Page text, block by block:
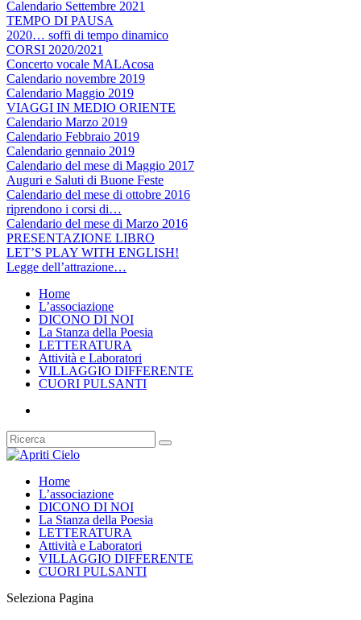
Calendario Settembre 2021
TEMPO DI PAUSA
2020… soffi di tempo dinamico
CORSI 2020/2021
Concerto vocale MALAcosa
Calendario novembre 2019
Calendario Maggio 2019
VIAGGI IN MEDIO ORIENTE
Calendario Marzo 2019
Calendario Febbraio 2019
Calendario gennaio 2019
Calendario del mese di Maggio 2017
Auguri e Saluti di Buone Feste
Calendario del mese di ottobre 2016
riprendono i corsi di…
Calendario del mese di Marzo 2016
PRESENTAZIONE LIBRO
LET’S PLAY WITH ENGLISH!
Legge dell’attrazione…
Home
L’associazione
DICONO DI NOI
La Stanza della Poesia
LETTERATURA
Attività e Laboratori
VILLAGGIO DIFFERENTE
CUORI PULSANTI
Home
L’associazione
DICONO DI NOI
La Stanza della Poesia
LETTERATURA
Attività e Laboratori
VILLAGGIO DIFFERENTE
CUORI PULSANTI
Seleziona Pagina